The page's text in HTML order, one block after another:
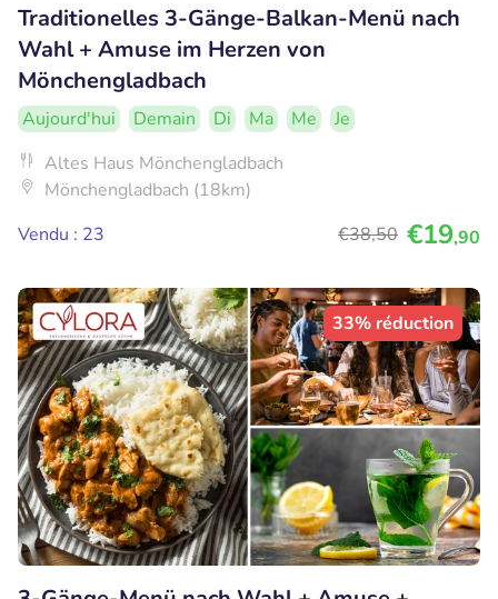
Traditionelles 3-Gänge-Balkan-Menü nach
Wahl + Amuse im Herzen von
Mönchengladbach
Aujourd'hui Demain Di Ma Me
Je
Altes Haus Mönchengladbach
Mönchengladbach (18km)
Vendu : 23
€38,50 €19,90
33% réduction